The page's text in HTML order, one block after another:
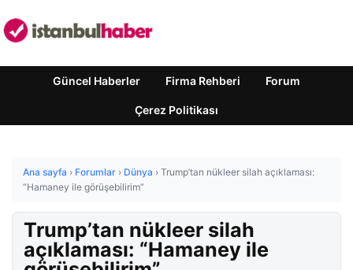
Güncel Haberler Firma Rehberi Forum
Çerez Politikası
Ana sayfa › Forumlar › Dünya › Trump’tan nükleer silah açıklaması:
“Hamaney ile görüşebilirim”
Trump’tan nükleer silah
açıklaması: “Hamaney ile